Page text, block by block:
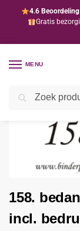
4.6 Beoordeling
Gratis
MENU
Home
158.
incl.